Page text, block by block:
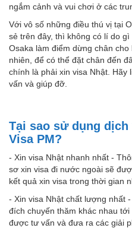
ngắm cảnh và vui chơi ở các
Với vô số những điều thú vị tại
sẻ trên đây, thì không có lí do
Osaka làm điểm dừng chân
nhiên, để có thể đặt chân đến
chính là phải xin visa Nhật.
vấn và giúp đỡ.
Tại sao sử dụng
Visa PM?
- Xin visa Nhật nhanh nhất -
sơ xin visa đi nước ngoài sẽ
kết quả xin visa trong thời gian
- Xin visa Nhật chất lượng nhất
đích chuyến thăm khác nhau
được tư vấn và đưa ra các giải